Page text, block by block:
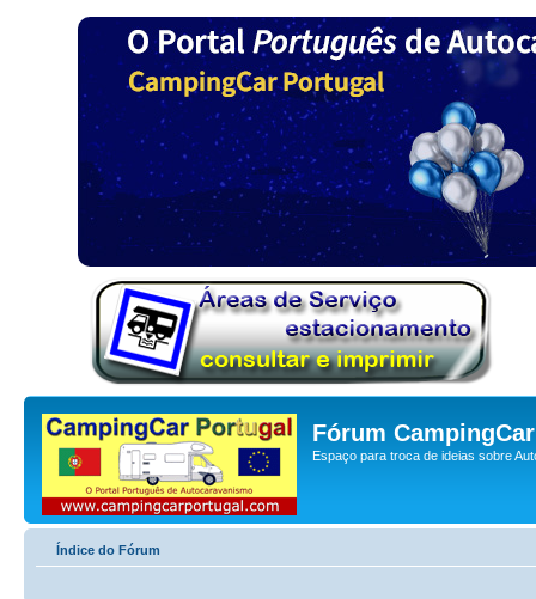
Fórum
Espaço para troca de ideias sobre
Índice do Fórum